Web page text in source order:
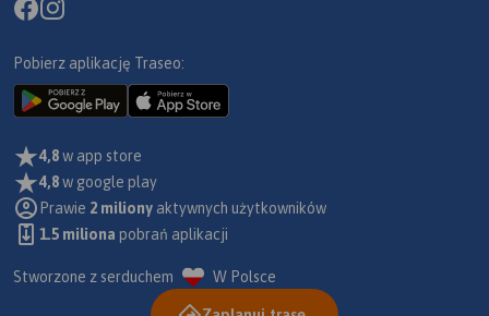
Pobierz aplikację Traseo:
4,8w app store
4,8w google play
Prawie 2 miliony aktywnych użytkowników
1.5 miliona pobrań aplikacji
Stworzone z serduchem W Polsce